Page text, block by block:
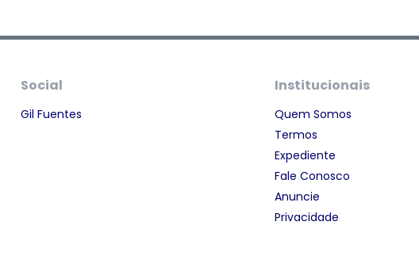
Social
Gil Fuentes
Institucionais
Quem Somos
Termos
Expediente
Fale Conosco
Anuncie
Privacidade